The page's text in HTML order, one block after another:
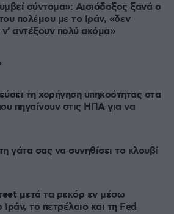
σύντομα»: Αισιόδοξος ξανά ο
πολέμου με το Ιράν, «δεν
αντέξουν πολύ ακόμα»
τη χορήγηση υπηκοότητας στα
πηγαίνουν στις ΗΠΑ για να
γάτα σας να συνηθίσει το κλουβί
μετά τα ρεκόρ εν μέσω
Ιράν, το πετρέλαιο και τη Fed